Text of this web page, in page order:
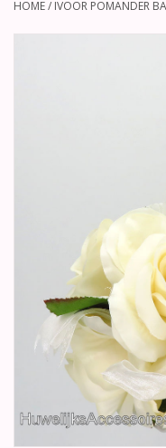
Geboorte, Doop en
HOME/ IVOOR POMANDER